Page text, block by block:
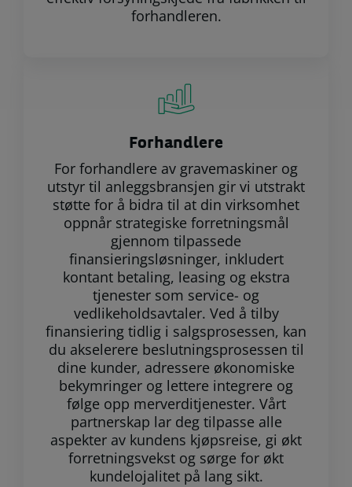
forhandleren.
Forhandlere
For forhandlere av gravemaskiner og
utstyr til anleggsbransjen gir vi utstrakt
støtte for å bidra til at din virksomhet
oppnår strategiske forretningsmål
gjennom tilpassede
finansieringsløsninger, inkludert
kontant betaling, leasing og ekstra
tjenester som service- og
vedlikeholdsavtaler. Ved å tilby
finansiering tidlig i salgsprosessen, kan
du akselerere beslutningsprosessen til
dine kunder, adressere økonomiske
bekymringer og lettere integrere og
følge opp merverditjenester. Vårt
partnerskap lar deg tilpasse alle
aspekter av kundens kjøpsreise, gi økt
forretningsvekst og sørge for økt
kundelojalitet på lang sikt.